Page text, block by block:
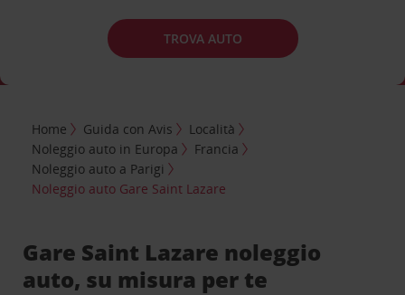
TROVA AUTO
Home Guida con Avis
Località
Noleggio auto in Europa
Francia
Noleggio auto a Parigi
Noleggio auto Gare Saint Lazare
Gare Saint Lazare noleggio
auto, su misura per te